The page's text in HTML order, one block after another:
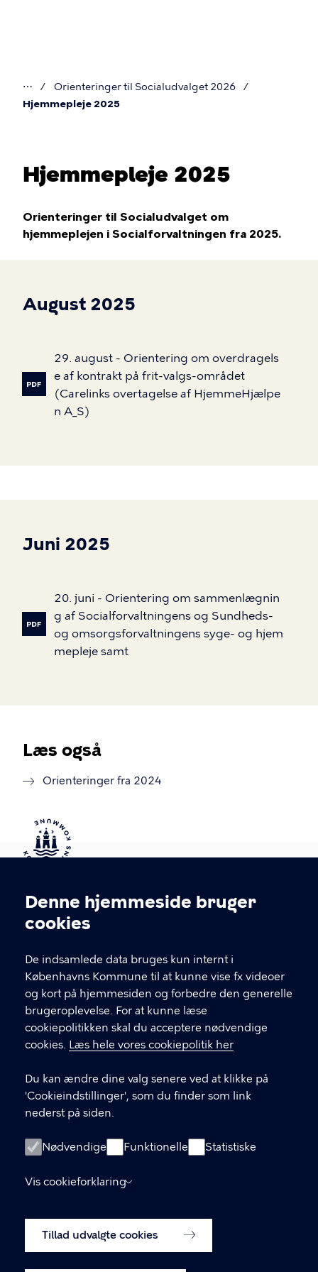
Cookieindstillinger
Denne hjemmeside bruger
cookies
De indsamlede data bruges kun internt i
Københavns Kommune til at kunne vise fx videoer
og kort på hjemmesiden og forbedre den generelle
brugeroplevelse. For at kunne læse
cookiepolitikken skal du acceptere nødvendige
cookies. Læs hele vores cookiepolitik her
Du kan ændre dine valg senere ved at klikke på
'Cookieindstillinger', som du finder som link
nederst på siden.
Nødvendige Funktionelle Statistiske
Vis cookieforklaring
Tillad udvalgte cookies
Du
⋯
Orienteringer til Socialudvalget 2026
Hjemmepleje 2025
Hjemmepleje 2025
Orienteringer til Socialudvalget om
hjemmeplejen i Socialforvaltningen fra 2025.
August 2025
29. august - Orientering om overdragels
e af kontrakt på frit-valgs-området
(Carelinks overtagelse af HjemmeHjælpe
n A_S)
Juni 2025
20. juni - Orientering om sammenlægnin
g af Socialforvaltningens og Sundheds-
og omsorgsforvaltningens syge- og hjem
mepleje samt
Læs også
Orienteringer fra 2024
Kontakt Københavns Kommune
T
fFind andre kontakter her
CVR-nummer64942212
GENVEJE
Digital Post
Databeskyttelse
Tilgængelighedserklæring
Om hjemmesiden
Cookiepolitik